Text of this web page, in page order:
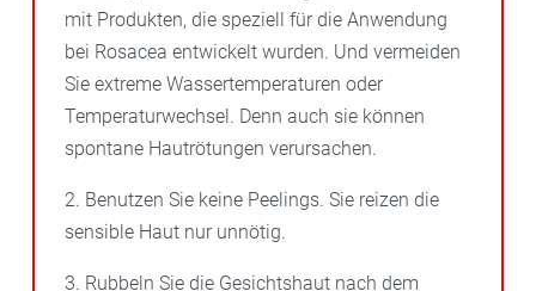
Viele Kosmetikprodukte aus unserer Heldmann‘s
Apotheke Ettlinger Tor , die speziell für Rosacea
entwickelt wurden, enthalten schon in der
Tagespflege einen hohen Lichtschutzfaktor.
Konservierungsstoffe enthalten und nicht zu
reichhaltig sein.
mit Produkten, die speziell für die Anwendung
bei Rosacea entwickelt wurden. Und vermeiden
Sie extreme Wassertemperaturen oder
Temperaturwechsel. Denn auch sie können
spontane Hautrötungen verursachen.
2. Benutzen Sie keine Peelings. Sie reizen die
sensible Haut nur unnötig.
3. Rubbeln Sie die Gesichtshaut nach dem